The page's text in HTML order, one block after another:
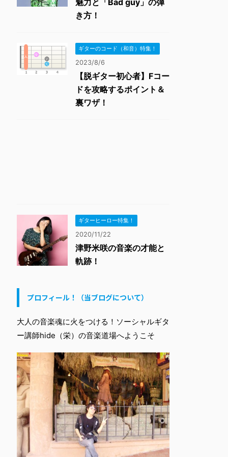
魅力と「Bad guy」の弾
き方！
ギターのコード（和音）特集！
2023/8/6
【脱ギター初心者】Fコー
ドを攻略するポイント＆
裏ワザ！
ギターヒーロー特集！
2020/11/22
津野米咲の音楽の才能と
軌跡！
プロフィール！（当ブログについて）
大人の音楽魂に火をつける！ソーシャルギタ
ー講師hide（栄）の音楽道場へようこそ